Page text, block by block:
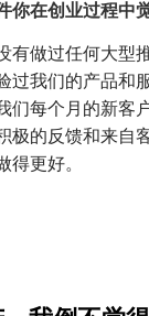
你在创业过程中
有做过任何大型
过我们的产品和
们每个月的新客
极的反馈和来自
得更好。